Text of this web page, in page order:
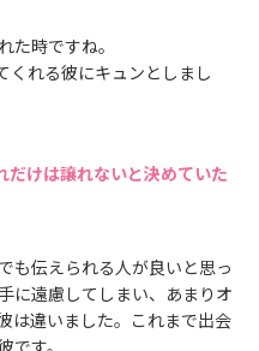
た時ですね。
くれる彼にキュンとしまし
だけは譲れないと決めていた
も伝えられる人が良いと思っ
に遠慮してしまい、あまりオ
は違いました。これまで出会
す。